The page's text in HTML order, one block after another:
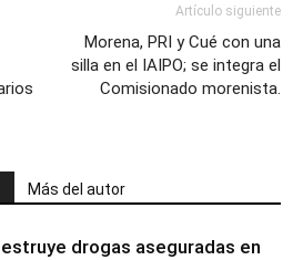
Artículo siguiente
Morena, PRI y Cué con una
silla en el IAIPO; se integra el
Comisionado morenista.
Más del autor
drogas aseguradas en